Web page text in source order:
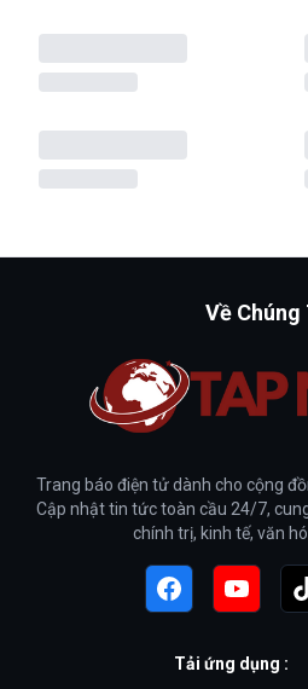
Về Chúng
Trang báo điện tử dành cho cộng
Cập nhật tin tức toàn cầu 24/7,
chính trị, kinh tế, văn
Tải ứng dụng :